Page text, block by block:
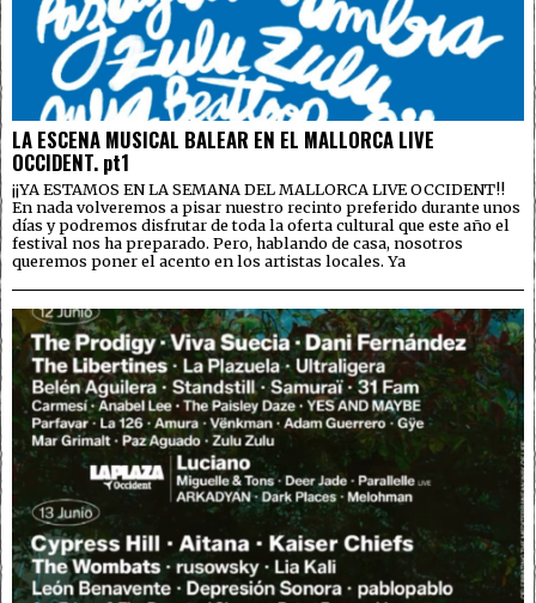
LA ESCENA MUSICAL BALEAR EN EL MALLORCA LIVE
OCCIDENT. pt1
¡¡YA ESTAMOS EN LA SEMANA DEL MALLORCA LIVE OCCIDENT!!
En nada volveremos a pisar nuestro recinto preferido durante unos
días y podremos disfrutar de toda la oferta cultural que este año el
festival nos ha preparado. Pero, hablando de casa, nosotros
queremos poner el acento en los artistas locales. Ya